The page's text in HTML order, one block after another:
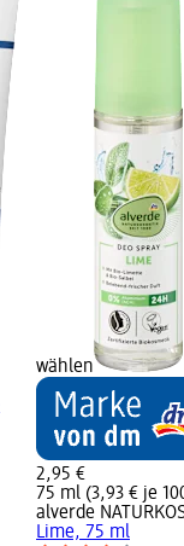
wählen
2,95 €
75 ml (3,93 € je
alverde
Lime, 75 ml